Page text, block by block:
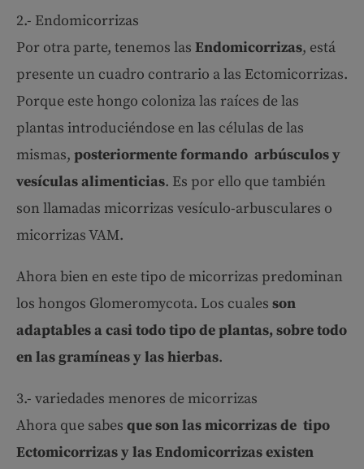
2.- Endomicorrizas
Por otra parte, tenemos las Endomicorrizas, está
presente un cuadro contrario a las Ectomicorrizas.
Porque este hongo coloniza las raíces de las
plantas introduciéndose en las células de las
mismas, posteriormente formando arbúsculos y
vesículas alimenticias. Es por ello que también
son llamadas micorrizas vesículo-arbusculares o
micorrizas VAM.
Ahora bien en este tipo de micorrizas predominan
los hongos Glomeromycota. Los cuales son
adaptables a casi todo tipo de plantas, sobre todo
en las gramíneas y las hierbas.
3.- variedades menores de micorrizas
Ahora que sabes que son las micorrizas de tipo
Ectomicorrizas y las Endomicorrizas existen